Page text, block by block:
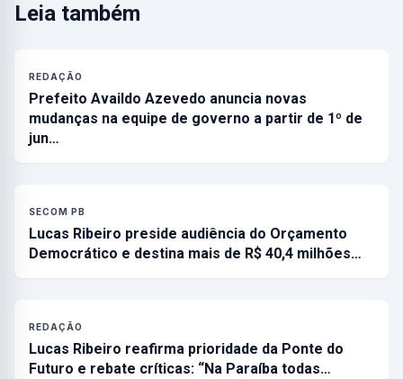
Leia também
REDAÇÃO
Prefeito Availdo Azevedo anuncia novas
mudanças na equipe de governo a partir de 1º de
jun…
SECOM PB
Lucas Ribeiro preside audiência do Orçamento
Democrático e destina mais de R$ 40,4 milhões…
REDAÇÃO
Lucas Ribeiro reafirma prioridade da Ponte do
Futuro e rebate críticas: “Na Paraíba todas…